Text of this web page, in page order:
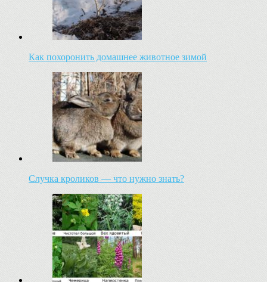
Как похоронить домашнее животное зимой
Случка кроликов — что нужно знать?